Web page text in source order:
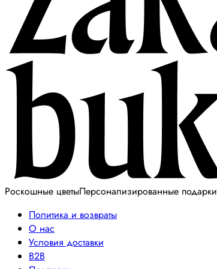
Роскошные цветыПерсонализированные подарки
Политика и возвраты
О нас
Условия доставки
B2B